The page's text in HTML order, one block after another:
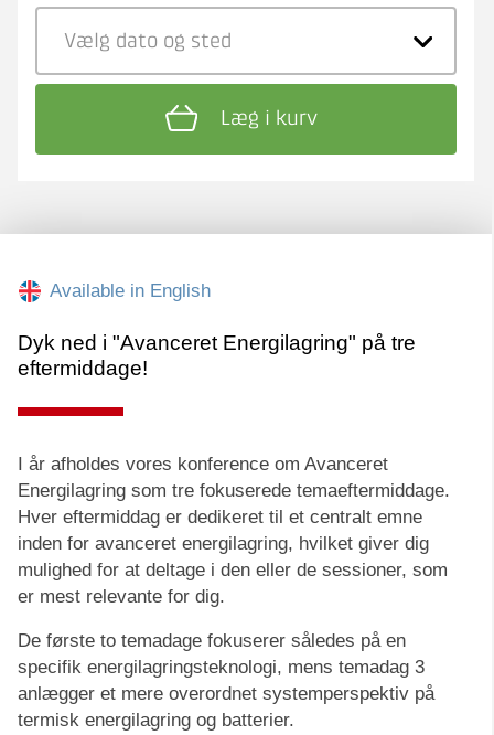
Vælg dato og sted
Læg i kurv
Available in English
Dyk ned i "Avanceret Energilagring" på tre
eftermiddage!
I år afholdes vores konference om Avanceret
Energilagring som tre fokuserede temaeftermiddage.
Hver eftermiddag er dedikeret til et centralt emne
inden for avanceret energilagring, hvilket giver dig
mulighed for at deltage i den eller de sessioner, som
er mest relevante for dig.
De første to temadage fokuserer således på en
specifik energilagringsteknologi, mens temadag 3
anlægger et mere overordnet systemperspektiv på
termisk energilagring og batterier.